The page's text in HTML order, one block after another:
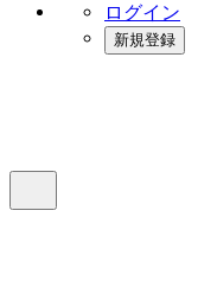
ログイン
新規登録